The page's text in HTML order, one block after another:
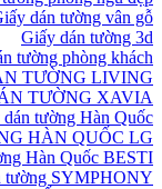
dán tường vân gỗ
Giấy dán tường 3d
tường phòng khách
TƯỜNG LIVING
TƯỜNG XAVIA
tường Hàn Quốc
HÀN QUỐC LG
Hàn Quốc BESTI
tường SYMPHONY